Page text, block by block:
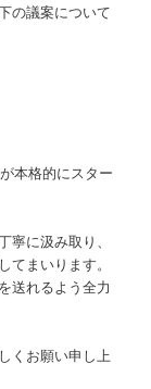
の議案について
本格的にスター
に汲み取り、
まいります。
送れるよう全力
くお願い申し上